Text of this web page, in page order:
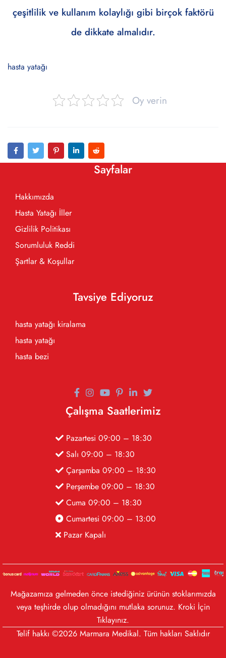
çeşitlilik ve kullanım kolaylığı gibi birçok faktörü
de dikkate almalıdır.
hasta yatağı
Oy verin
Sayfalar
Hakkımızda
Hasta Yatağı İller
Gizlilik Politikası
Sorumluluk Reddi
Şartlar & Koşullar
Tavsiye Ediyoruz
hasta yatağı kiralama
hasta yatağı
hasta bezi
Çalışma Saatlerimiz
Pazartesi 09:00 – 18:30
Salı 09:00 – 18:30
Çarşamba 09:00 – 18:30
Perşembe 09:00 – 18:30
Cuma 09:00 – 18:30
Cumartesi 09:00 – 13:00
Pazar Kapalı
Mağazamıza gelmeden önce istediğiniz ürünün stoklarımızda
veya teşhirde olup olmadığını mutlaka sorunuz. Kroki İçin
Tıklayınız.
Telif hakkı ©2026 Marmara Medikal. Tüm hakları Saklıdır